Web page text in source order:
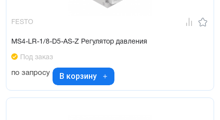
FESTO
MS4-LR-1/8-D5-AS-Z Регулятор давления
Под заказ
по запросу В корзину